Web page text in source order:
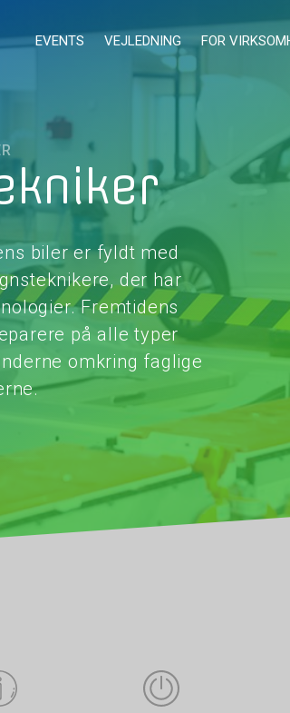
EVENTS VEJLEDNING FOR
biler er fyldt med
der har
Fremtidens
på alle typer
omkring faglige